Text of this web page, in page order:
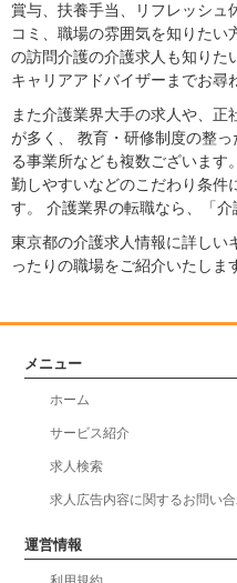
賞与、扶養手当、リフレッシ
コミ、職場の雰囲気を知りた
の訪問介護の介護求人も知りた
キャリアアドバイザーまでお尋
また介護業界大手の求人や、正
が多く、 教育・研修制度の整
る事業所なども複数ございます
勤しやすいなどのこだわり条件
す。 介護業界の転職なら、「介
東京都の介護求人情報に詳しい
ったりの職場をご紹介いたしま
メニュー
ホーム
サービス紹介
求人検索
求人広告内容に関するお問い
運営情報